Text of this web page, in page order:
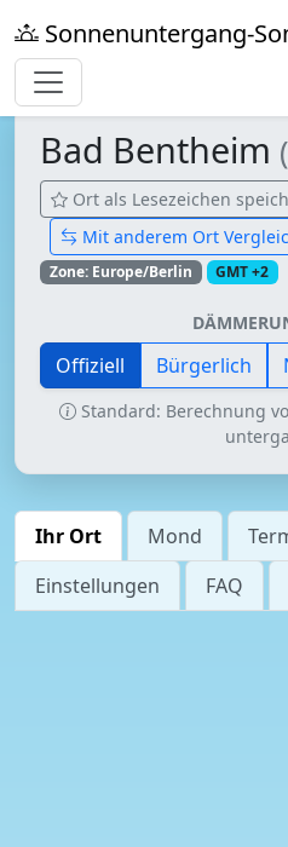
Sonnenuntergang-
Bad Bentheim
Ort als Lesezeichen
Mit anderem Ort
Zone: Europe/Berlin GMT +2
Offiziell Bürgerlich
Standard: Berechnung
Ihr Ort Mond
Einstellungen
FAQ